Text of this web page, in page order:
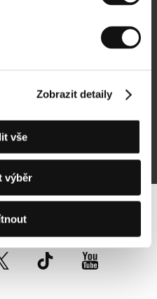
Zobrazit detaily
vše
výběr
na síti: